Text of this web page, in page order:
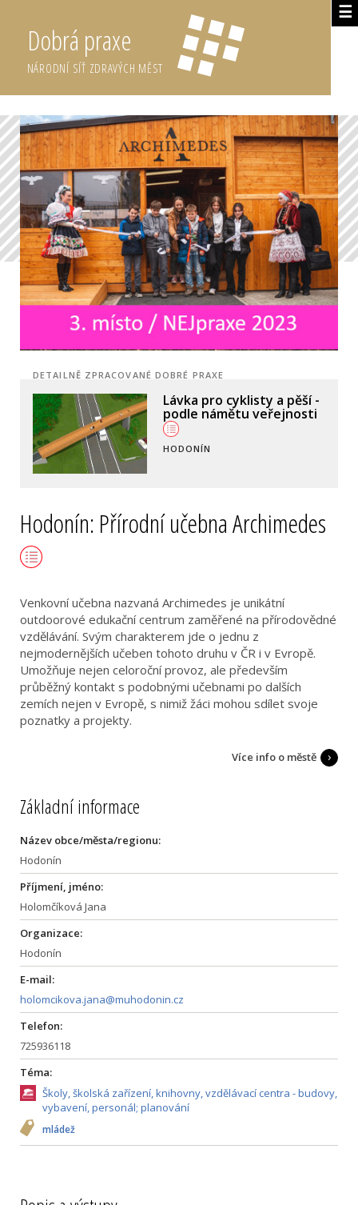
☰
Dobrá praxe
NÁRODNÍ SÍŤ ZDRAVÝCH MĚST
DETAILNĚ ZPRACOVANÉ DOBRÉ PRAXE
Pěšky do školy -
razítkovací soutěž
JILEMNICE
Hodonín: Přírodní učebna Archimedes
Venkovní učebna nazvaná Archimedes je unikátní
outdoorové edukační centrum zaměřené na přírodovědné
vzdělávání. Svým charakterem jde o jednu z
nejmodernějších učeben tohoto druhu v ČR i v Evropě.
Umožňuje nejen celoroční provoz, ale především
průběžný kontakt s podobnými učebnami po dalších
zemích nejen v Evropě, s nimiž žáci mohou sdílet svoje
poznatky a projekty.
Více info o městě
Základní informace
Název obce/města/regionu:
Hodonín
Příjmení, jméno:
Holomčíková Jana
Organizace:
Hodonín
E-mail:
holomcikova.jana@muhodonin.cz
Telefon:
725936118
Téma:
Školy, školská zařízení, knihovny, vzdělávací centra - budovy,
vybavení, personál; planování
mládež